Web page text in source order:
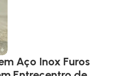
Aço Inox Furos